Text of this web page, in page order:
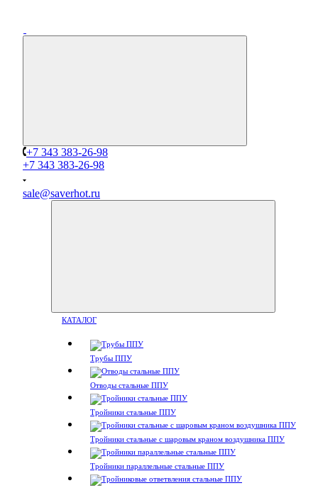
+7 343 383-26-98
+7 343 383-26-98
sale@saverhot.ru
КАТАЛОГ
Трубы ППУ
Отводы стальные ППУ
Тройники стальные ППУ
Тройники стальные с шаровым краном воздушника ППУ
Тройники параллельные стальные ППУ